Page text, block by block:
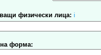
физически лица: ℹ
форма: